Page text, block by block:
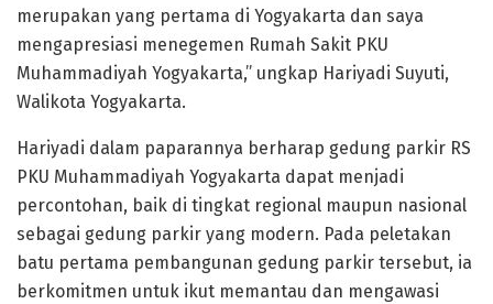
merupakan yang pertama di Yogyakarta dan saya
mengapresiasi menegemen Rumah Sakit PKU
Muhammadiyah Yogyakarta,” ungkap Hariyadi Suyuti,
Walikota Yogyakarta.
Hariyadi dalam paparannya berharap gedung parkir RS
PKU Muhammadiyah Yogyakarta dapat menjadi
percontohan, baik di tingkat regional maupun nasional
sebagai gedung parkir yang modern. Pada peletakan
batu pertama pembangunan gedung parkir tersebut, ia
berkomitmen untuk ikut memantau dan mengawasi